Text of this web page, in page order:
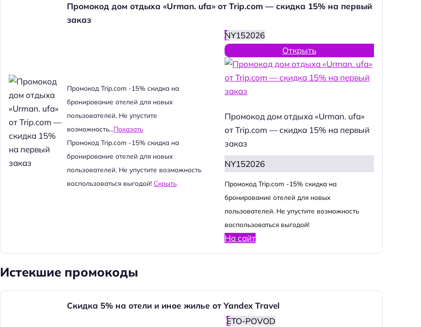
Промокод дом отдыха «Urman. ufa» от Trip.com — скидка 15% на первый
заказ
Промокод Trip.com -15% скидка на
бронирование отелей для новых
пользователей. Не упустите
возможность...Показать
Промокод Trip.com -15% скидка на
бронирование отелей для новых
пользователей. Не упустите возможность
воспользоваться выгодой!Скрыть
NY152026
Открыть
Промокод дом отдыха «Urman. ufa»
от Trip.com — скидка 15% на первый
заказ
NY152026
Промокод Trip.com -15% скидка на
бронирование отелей для новых
пользователей. Не упустите возможность
воспользоваться выгодой!
На сайт
Истекшие промокоды
Скидка 5% на отели и иное жилье от Yandex Travel
ETO-POVOD